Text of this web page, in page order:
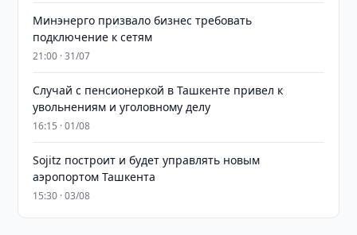
Минэнерго призвало бизнес требовать
подключение к сетям
21:00 · 31/07
Случай с пенсионеркой в Ташкенте привел к
увольнениям и уголовному делу
16:15 · 01/08
Sojitz построит и будет управлять новым
аэропортом Ташкента
15:30 · 03/08